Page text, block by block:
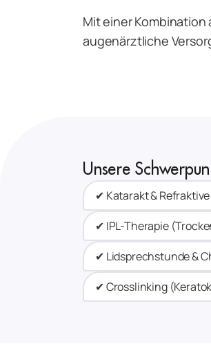
Mit einer
augenärztliche
Unsere
✔ Katarakt &
✔ IPL-Therapie
✔ Lidsprechstunde &
✔ Crosslinking